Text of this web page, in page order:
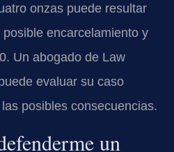
onzas puede resultar
encarcelamiento y
Un abogado de Law
evaluar su caso
posibles consecuencias.
un